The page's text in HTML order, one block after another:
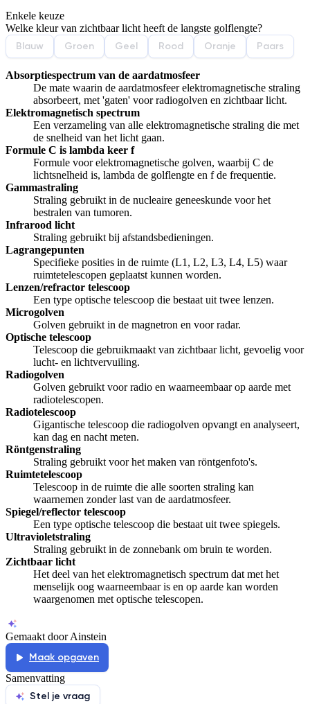
De uitleg gaat te langzaam
Afspelen werkte niet
Iets anders
Enkele keuze
Welke kleur van zichtbaar licht heeft de langste golflengte?
Blauw
Groen Geel Rood Oranje Paars
Absorptiespectrum van de aardatmosfeer
De mate waarin de aardatmosfeer elektromagnetische straling
absorbeert, met 'gaten' voor radiogolven en zichtbaar licht.
Elektromagnetisch spectrum
Een verzameling van alle elektromagnetische straling die met
de snelheid van het licht gaan.
Formule C is lambda keer f
Formule voor elektromagnetische golven, waarbij C de
lichtsnelheid is, lambda de golflengte en f de frequentie.
Gammastraling
Straling gebruikt in de nucleaire geneeskunde voor het
bestralen van tumoren.
Infrarood licht
Straling gebruikt bij afstandsbedieningen.
Lagrangepunten
Specifieke posities in de ruimte (L1, L2, L3, L4, L5) waar
ruimtetelescopen geplaatst kunnen worden.
Lenzen/refractor telescoop
Een type optische telescoop die bestaat uit twee lenzen.
Microgolven
Golven gebruikt in de magnetron en voor radar.
Optische telescoop
Telescoop die gebruikmaakt van zichtbaar licht, gevoelig voor
lucht- en lichtvervuiling.
Radiogolven
Golven gebruikt voor radio en waarneembaar op aarde met
radiotelescopen.
Radiotelescoop
Gigantische telescoop die radiogolven opvangt en analyseert,
kan dag en nacht meten.
Röntgenstraling
Straling gebruikt voor het maken van röntgenfoto's.
Ruimtetelescoop
Telescoop in de ruimte die alle soorten straling kan
waarnemen zonder last van de aardatmosfeer.
Spiegel/reflector telescoop
Een type optische telescoop die bestaat uit twee spiegels.
Ultravioletstraling
Straling gebruikt in de zonnebank om bruin te worden.
Zichtbaar licht
Het deel van het elektromagnetisch spectrum dat met het
menselijk oog waarneembaar is en op aarde kan worden
waargenomen met optische telescopen.
Gemaakt door Ainstein
Maak opgaven
Samenvatting
Stel je vraag